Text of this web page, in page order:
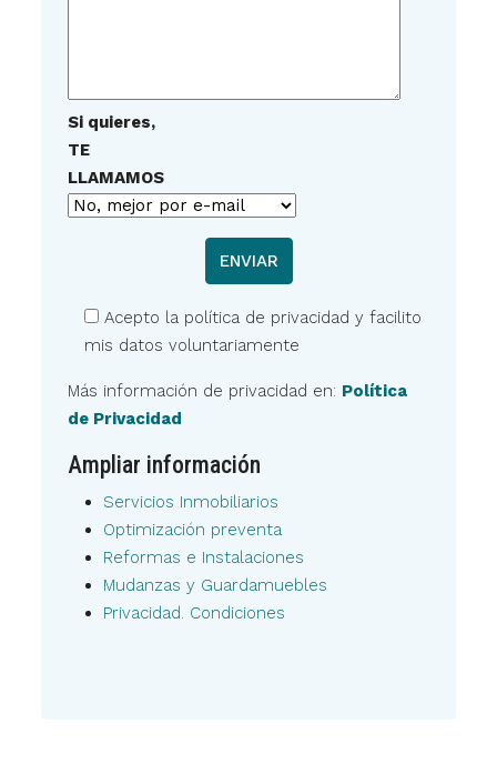
Si quieres,
TE
LLAMAMOS
Acepto la política de privacidad y facilito
mis datos voluntariamente
Más información de privacidad en: Política
de Privacidad
Ampliar información
Servicios Inmobiliarios
Optimización preventa
Reformas e Instalaciones
Mudanzas y Guardamuebles
Privacidad. Condiciones